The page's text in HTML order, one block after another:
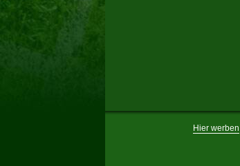
Hier werben